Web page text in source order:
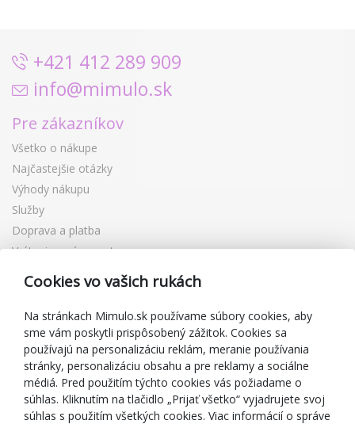
+421 412 289 909
info@mimulo.sk
Pre zákazníkov
Všetko o nákupe
Najčastejšie otázky
Výhody nákupu
Služby
Doprava a platba
Vrátenie a výmena tovaru
Reklamácia
Darčekové poukážky
Zľavové kupóny
Blog
O predajcovi
Mimulo.sk
Obchodné podmienky
Cookies vo vašich rukách
Na stránkach Mimulo.sk používame súbory cookies, aby
sme vám poskytli prispôsobený zážitok. Cookies sa
používajú na personalizáciu reklám, meranie používania
stránky, personalizáciu obsahu a pre reklamy a sociálne
médiá. Pred použitím týchto cookies vás požiadame o
súhlas. Kliknutím na tlačidlo „Prijať všetko“ vyjadrujete svoj
súhlas s použitím všetkých cookies. Viac informácií o správe